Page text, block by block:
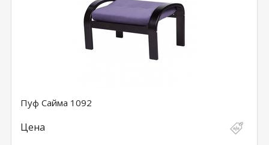
Пуф Сайма 1092
Цена